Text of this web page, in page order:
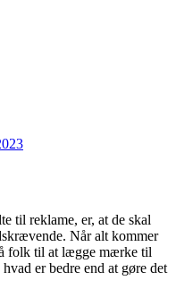
til reklame, er, at de skal
Når alt kommer
folk til at lægge mærke til
er bedre end at gøre det